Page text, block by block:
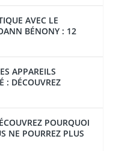
AVEC LE
BÉNONY : 12
APPAREILS
: DÉCOUVREZ
POURQUOI
NE POURREZ PLUS